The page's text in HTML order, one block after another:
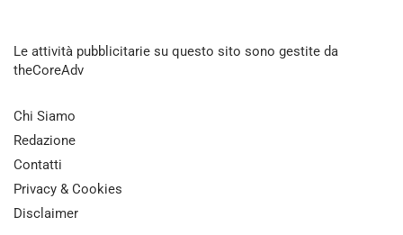
Le attività pubblicitarie su questo sito sono gestite da
theCoreAdv
Chi Siamo
Redazione
Contatti
Privacy & Cookies
Disclaimer